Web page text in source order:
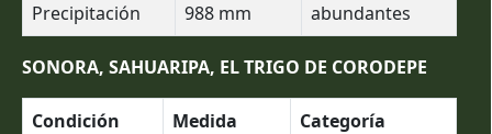
Precipitación
988 mm abundantes
SONORA, SAHUARIPA, EL TRIGO DE CORODEPE
Condición Medida
Categoría